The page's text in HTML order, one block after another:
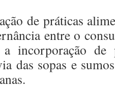
de práticas
entre o
incorporação de
das sopas e